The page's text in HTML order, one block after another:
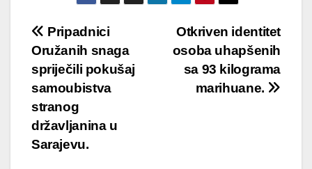
Post
navigation
Otkriven identitet
osoba uhapšenih
sa 93 kilograma
marihuane.
Pripadnici
Oružanih snaga
spriječili pokušaj
samoubistva
stranog
državljanina u
Sarajevu.